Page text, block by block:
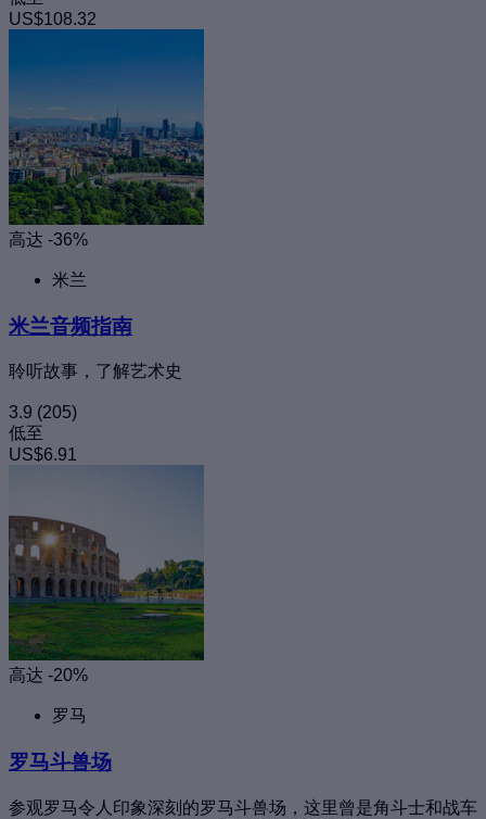
US$108.32
高达 -36%
米兰
米兰音频指南
聆听故事，了解艺术史
3.9 (205)
低至
US$6.91
高达 -20%
罗马
罗马斗兽场
参观罗马令人印象深刻的罗马斗兽场，这里曾是角斗士和战车